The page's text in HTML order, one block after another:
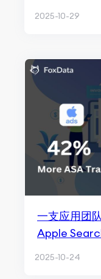
2025-10-29
一支应用团
Apple
2025-10-24